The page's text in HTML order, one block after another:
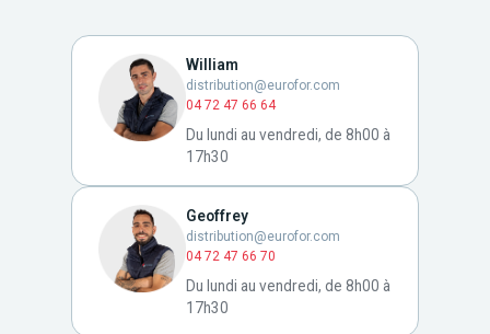
William
distribution@eurofor.com
04 72 47 66 64
Du lundi au vendredi, de 8h00 à
17h30
Geoffrey
distribution@eurofor.com
04 72 47 66 70
Du lundi au vendredi, de 8h00 à
17h30